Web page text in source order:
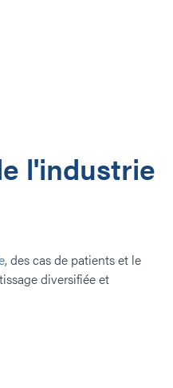
l'industrie
, des cas de patients et le
diversifiée et